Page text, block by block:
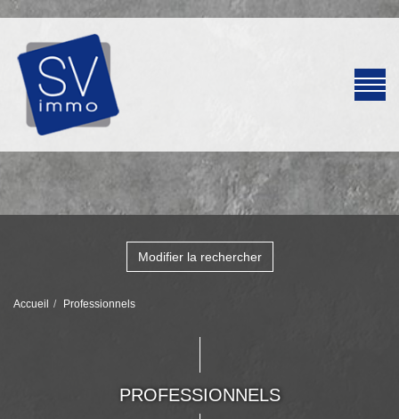
Modifier la rechercher
Accueil Professionnels
PROFESSIONNELS